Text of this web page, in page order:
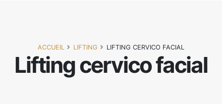
Lifting cervico facial
ACCUEIL LIFTING LIFTING CERVICO FACIAL